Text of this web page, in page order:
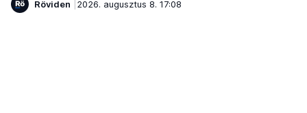
Röviden
2026. augusztus 8. 17:08